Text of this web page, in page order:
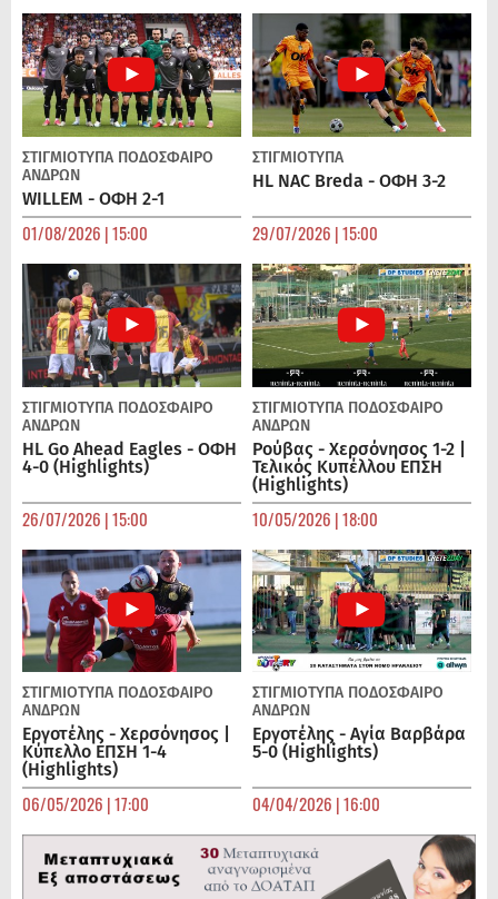
ΣΤΙΓΜΙΟΤΥΠΑ ΠΟΔΌΣΦΑΙΡΟ
ΑΝΔΡΏΝ
WILLEM - ΟΦΗ 2-1
01/08/2026 | 15:00
ΣΤΙΓΜΙΟΤΥΠΑ
HL NAC Breda - ΟΦΗ 3-2
29/07/2026 | 15:00
ΣΤΙΓΜΙΟΤΥΠΑ ΠΟΔΌΣΦΑΙΡΟ
ΑΝΔΡΏΝ
HL Go Ahead Eagles - ΟΦΗ
4-0 (Highlights)
26/07/2026 | 15:00
ΣΤΙΓΜΙΟΤΥΠΑ ΠΟΔΌΣΦΑΙΡΟ
ΑΝΔΡΏΝ
Ρούβας - Χερσόνησος 1-2 |
Τελικός Κυπέλλου ΕΠΣΗ
(Highlights)
10/05/2026 | 18:00
ΣΤΙΓΜΙΟΤΥΠΑ ΠΟΔΌΣΦΑΙΡΟ
ΑΝΔΡΏΝ
Εργοτέλης - Χερσόνησος |
Κύπελλο ΕΠΣΗ 1-4
(Highlights)
06/05/2026 | 17:00
ΣΤΙΓΜΙΟΤΥΠΑ ΠΟΔΌΣΦΑΙΡΟ
ΑΝΔΡΏΝ
Εργοτέλης - Αγία Βαρβάρα
5-0 (Highlights)
04/04/2026 | 16:00